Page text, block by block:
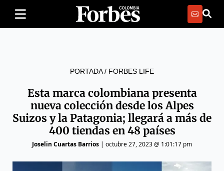
PORTADA/ FORBES LIFE
Esta marca colombiana presenta
nueva colección desde los Alpes
Suizos y la Patagonia; llegará a más de
400 tiendas en 48 países
Joselin Cuartas Barrios | octubre 27, 2023 @ 1:01:17 pm